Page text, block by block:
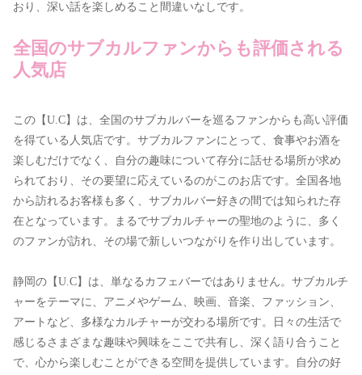
おり、深い話を楽しめること間違いなしです。
全国のサブカルファンからも評価される
人気店
この【U.C】は、全国のサブカルバーを巡るファンからも高い評価
を得ている人気店です。サブカルファンにとって、食事やお酒を
楽しむだけでなく、自分の趣味について存分に話せる場所が求め
られており、その要望に応えているのがこのお店です。全国各地
から訪れるお客様も多く、サブカルバー好きの間では知られた存
在となっています。まるでサブカルチャーの聖地のように、多く
のファンが訪れ、その場で新しいつながりを作り出しています。
静岡の【U.C】は、単なるカフェバーではありません。サブカルチ
ャーをテーマに、アニメやゲーム、映画、音楽、ファッション、
アートなど、多様なカルチャーが交わる場所です。日々の生活で
感じるさまざまな趣味や興味をここで共有し、深く語り合うこと
で、心から楽しむことができる空間を提供しています。自分の好